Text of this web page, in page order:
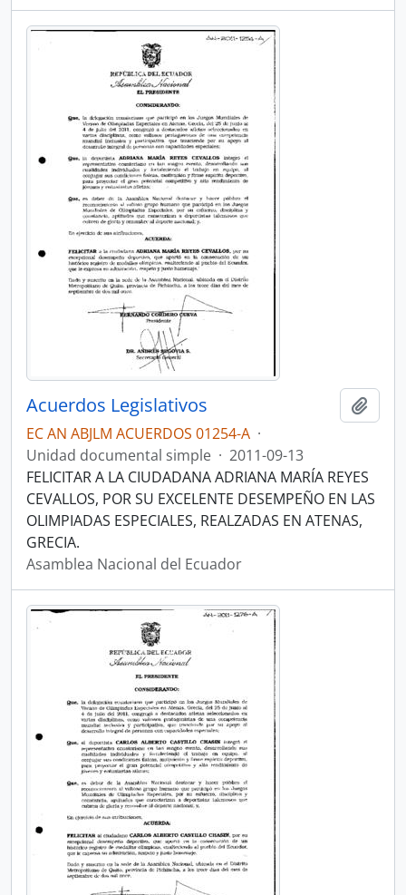
Acuerdos Legislativos
EC AN ABJLM ACUERDOS 01254-A ·
Unidad documental simple · 2011-09-13
FELICITAR A LA CIUDADANA ADRIANA MARÍA REYES
CEVALLOS, POR SU EXCELENTE DESEMPEÑO EN LAS
OLIMPIADAS ESPECIALES, REALZADAS EN ATENAS,
GRECIA.
Asamblea Nacional del Ecuador